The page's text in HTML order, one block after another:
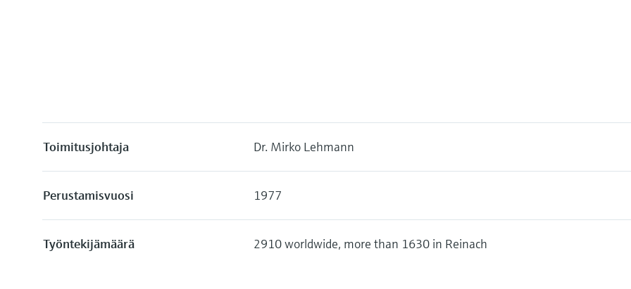
Toimitusjohtaja Dr. Mirko Lehmann
Perustamisvuosi 1977
Työntekijämäärä 2910 worldwide, more than 1630 in Reinach